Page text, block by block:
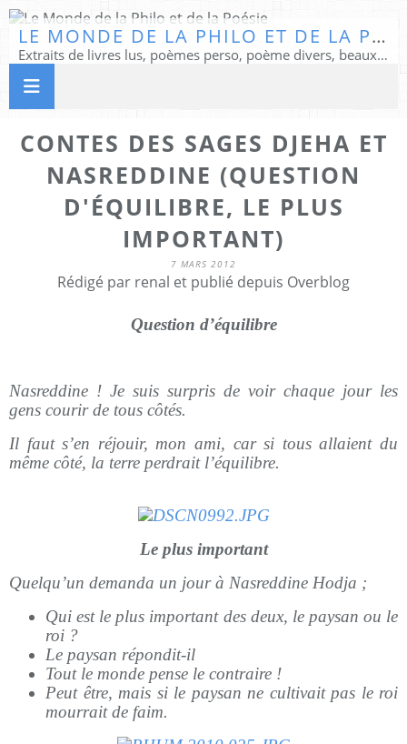
LE MONDE DE LA PHILO ET DE LA POÉSIE
Extraits de livres lus, poèmes perso, poème divers, beaux textes...
CONTES DES SAGES DJEHA ET
NASREDDINE (QUESTION
D'ÉQUILIBRE, LE PLUS
IMPORTANT)
7 MARS 2012
Rédigé par renal et publié depuis Overblog
Question d’équilibre
Nasreddine ! Je suis surpris de voir chaque jour les
gens courir de tous côtés.
Il faut s’en réjouir, mon ami, car si tous allaient du
même côté, la terre perdrait l’équilibre.
Le plus important
Quelqu’un demanda un jour à Nasreddine Hodja ;
Qui est le plus important des deux, le paysan ou le
roi ?
Le paysan répondit-il
Tout le monde pense le contraire !
Peut être, mais si le paysan ne cultivait pas le roi
mourrait de faim.